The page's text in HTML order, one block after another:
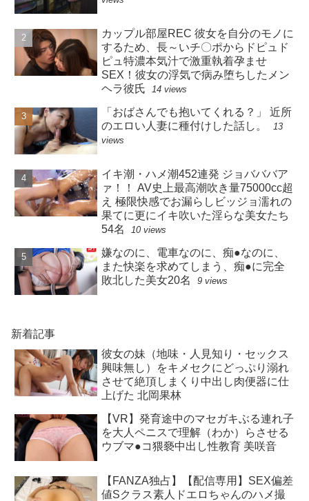
カップル部屋REC 彼女を自分のモノに
するため、長～いチ〇ポからドピュド
ピュ特濃本気汁で激重執着孕ませ
SEX！彼女の浮気で病み堕ちしたメン
ヘラ彼氏
14 views
「おばさんでも抱いてくれる？」 近所
のエロい人妻に種付けした話し。
13
views
イキ潮・ハメ潮452連発 ジョバババア
ァ！！ AV史上最高潮吹き量75000cc超
え 極限快感でお漏らしビッジョ濡れの
果てに更にイキ吹いた淫らな美女たち
54名
10 views
嫌なのに、電車なのに、痴●なのに、
また快楽を求めてしまう、痴●に完全
敗北した美女20名
9 views
新着記事
彼女の妹（地味・人見知り・セックス
興味無し）をキメセクにどっぷり溺れ
させて絶頂しまくり中出し肉便器に仕
上げた 北岡果林
【VR】発育途中のマセガキぶる連れ子
を大人ペニスで理解（わか）らさせる
ウブマ●コ猥褻中出し性教育 美咲音
【FANZA独占】【配信専用】SEX偏差
値Sクラス素人ドエロちゃんのハメ撮